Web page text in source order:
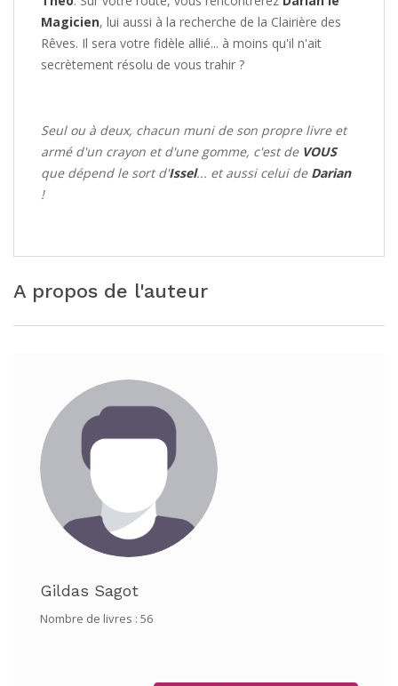
Magicien, lui aussi à la recherche de la Clairière des
Rêves. Il sera votre fidèle allié... à moins qu'il n'ait
secrètement résolu de vous trahir ?
Seul ou à deux, chacun muni de son propre livre et
armé d'un crayon et d'une gomme, c'est de VOUS
que dépend le sort d'Issel... et aussi celui de Darian
!
A propos de l'auteur
Gildas Sagot
Nombre de livres : 56